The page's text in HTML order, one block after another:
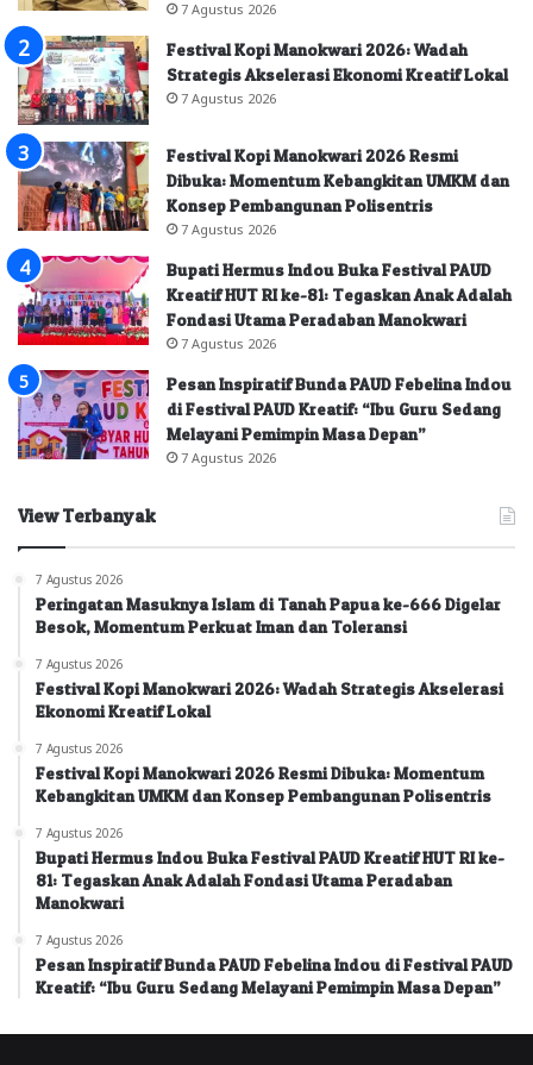
7 Agustus 2026
Festival Kopi Manokwari 2026: Wadah
Strategis Akselerasi Ekonomi Kreatif Lokal
7 Agustus 2026
Festival Kopi Manokwari 2026 Resmi
Dibuka: Momentum Kebangkitan UMKM dan
Konsep Pembangunan Polisentris
7 Agustus 2026
Bupati Hermus Indou Buka Festival PAUD
Kreatif HUT RI ke-81: Tegaskan Anak Adalah
Fondasi Utama Peradaban Manokwari
7 Agustus 2026
Pesan Inspiratif Bunda PAUD Febelina Indou
di Festival PAUD Kreatif: “Ibu Guru Sedang
Melayani Pemimpin Masa Depan”
7 Agustus 2026
View Terbanyak
7 Agustus 2026
Peringatan Masuknya Islam di Tanah Papua ke-666 Digelar
Besok, Momentum Perkuat Iman dan Toleransi
7 Agustus 2026
Festival Kopi Manokwari 2026: Wadah Strategis Akselerasi
Ekonomi Kreatif Lokal
7 Agustus 2026
Festival Kopi Manokwari 2026 Resmi Dibuka: Momentum
Kebangkitan UMKM dan Konsep Pembangunan Polisentris
7 Agustus 2026
Bupati Hermus Indou Buka Festival PAUD Kreatif HUT RI ke-
81: Tegaskan Anak Adalah Fondasi Utama Peradaban
Manokwari
7 Agustus 2026
Pesan Inspiratif Bunda PAUD Febelina Indou di Festival PAUD
Kreatif: “Ibu Guru Sedang Melayani Pemimpin Masa Depan”